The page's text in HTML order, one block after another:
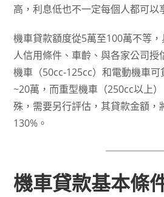
高，利息低也不一定每個人都可以
機車貸款額度從5萬至100萬不等
人信用條件、車齡、與各家公司授
機車（50cc-125cc）和電動機車
~20萬，而重型機車（250cc以上
殊，需要另行評估，其貸款金額，
130%。
機車貸款基本條